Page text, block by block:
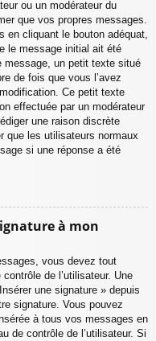
ou un modérateur du
que vos propres messages.
en cliquant le bouton adéquat,
le message initial ait été
message, un petit texte situé
de fois que vous l’avez
Ce petit texte
effectuée par un modérateur
une raison discrète
que les utilisateurs normaux
si une réponse a été
à mon
vous devez tout
de l’utilisateur. Une
une signature » depuis
signature. Vous pouvez
à tous vos messages en
de contrôle de l’utilisateur. Si